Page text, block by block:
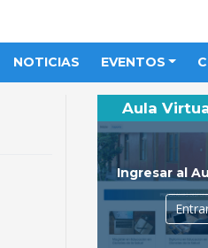
NOTICIAS EVENTOS
Aula
Ingresar al